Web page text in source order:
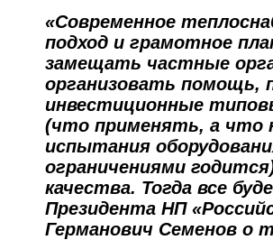
«Современное
подход и грамотное
замещать частные
организовать помощь,
инвестиционные
(что применять, а что
испытания
ограничениями
качества. Тогда все
Президента НП
Германович Семенов о